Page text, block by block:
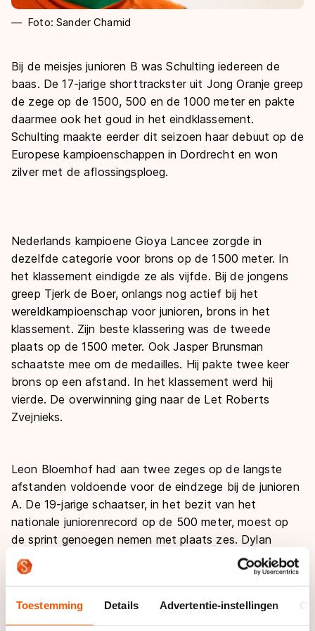
Toestemming Details Advertentie-instellingen
Foto: Sander Chamid
Bij de meisjes junioren B was Schulting iedereen de
baas. De 17-jarige shorttrackster uit Jong Oranje greep
de zege op de 1500, 500 en de 1000 meter en pakte
daarmee ook het goud in het eindklassement.
Schulting maakte eerder dit seizoen haar debuut op de
Europese kampioenschappen in Dordrecht en won
zilver met de aflossingsploeg.
Nederlands kampioene Gioya Lancee zorgde in
dezelfde categorie voor brons op de 1500 meter. In
het klassement eindigde ze als vijfde. Bij de jongens
greep Tjerk de Boer, onlangs nog actief bij het
wereldkampioenschap voor junioren, brons in het
klassement. Zijn beste klassering was de tweede
plaats op de 1500 meter. Ook Jasper Brunsman
schaatste mee om de medailles. Hij pakte twee keer
brons op een afstand. In het klassement werd hij
vierde. De overwinning ging naar de Let Roberts
Zvejnieks.
Leon Bloemhof had aan twee zeges op de langste
afstanden voldoende voor de eindzege bij de junioren
A. De 19-jarige schaatser, in het bezit van het
nationale juniorenrecord op de 500 meter, moest op
de sprint genoegen nemen met plaats zes. Dylan
Hoogerwerf, die dit seizoen al in actie kwam in de
wereldbeker, legde beslag op het zilver na zijn
1500 en 1000 meter. Koen Slootweg zorgde met het
brons op de 1500 meter voor een volledig oranje